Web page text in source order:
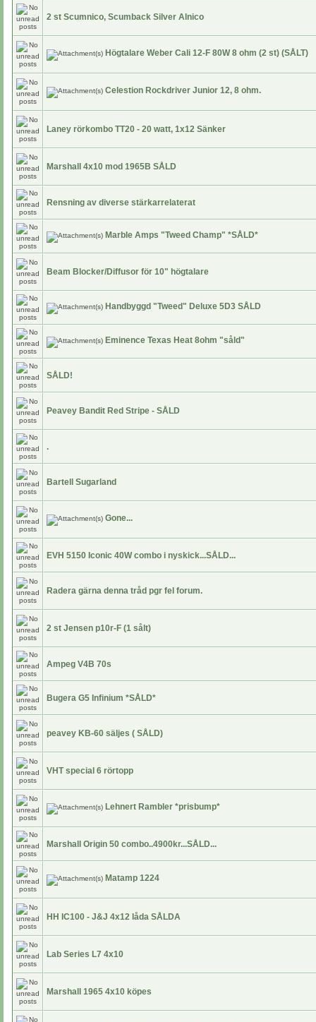
2 st Scumnico, Scumback Silver Alnico
Högtalare Weber Cali 12-F 80W 8 ohm (2 st) (SÅLT)
Celestion Rockdriver Junior 12, 8 ohm.
Laney rörkombo TT20 - 20 watt, 1x12 Sänker
Marshall 4x10 mod 1965B SÅLD
Rensning av diverse stärkarrelaterat
Marble Amps "Tweed Champ" *SÅLD*
Beam Blocker/Diffusor för 10" högtalare
Handbyggd "Tweed" Deluxe 5D3 SÅLD
Eminence Texas Heat 8ohm "såld"
SÅLD!
Peavey Bandit Red Stripe - SÅLD
.
Bartell Sugarland
Gone...
EVH 5150 Iconic 40W combo i nyskick...SÅLD...
Radera gärna denna tråd pgr fel forum.
2 st Jensen p10r-F (1 sålt)
Ampeg V4B 70s
Bugera G5 Infinium *SÅLD*
peavey KB-60 säljes ( SÅLD)
VHT special 6 rörtopp
Lehnert Rambler *prisbump*
Marshall Origin 50 combo..4900kr...SÅLD...
Matamp 1224
HH IC100 - J&J 4x12 låda SÅLDA
Lab Series L7 4x10
Marshall 1965 4x10 köpes